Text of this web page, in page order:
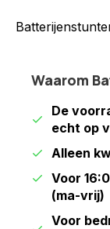
Waarom
De
echt op
Alleen
Voor
(ma-vrij)
Voor